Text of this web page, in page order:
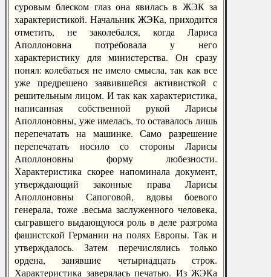
суровым блеском глаз она явилась в ЖЭК за
характеристикой. Начальник ЖЭКа, приходится
отметить, не заколебался, когда Лариса
Аполлоновна потребовала у него
характеристику для министерства. Он сразу
понял: колебаться не имело смысла, так как все
уже предрешено заявившейся активисткой с
решительным лицом. И так как характеристика,
написанная собственной рукой Ларисы
Аполлоновны, уже имелась, то оставалось лишь
перепечатать на машинке. Само разрешение
перепечатать носило со стороны Ларисы
Аполлоновны форму любезности.
Характеристика скорее напоминала документ,
утверждающий законные права Ларисы
Аполлоновны Сапоговой, вдовы боевого
генерала, тоже .весьма заслуженного человека,
сыгравшего выдающуюся роль в деле разгрома
фашистской Германии на полях Европы. Так и
утверждалось. Затем перечислялись только
ордена, занявшие четырнадцать строк.
Характеристика заверялась печатью. Из ЖЭКа